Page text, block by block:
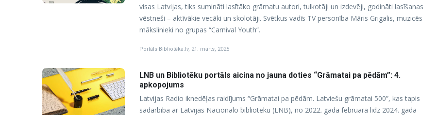
visas Latvijas, tiks sumināti lasītāko grāmatu autori, tulkotāji un izdevēji, godināti lasīšanas
vēstneši – aktīvākie vecāki un skolotāji. Svētkus vadīs TV personība Māris Grigalis, muzicēs
mākslinieki no grupas “Carnival Youth”.
Portāls Bibliotēka.lv, 21. marts, 2025
LNB un Bibliotēku portāls aicina no jauna doties “Grāmatai pa pēdām”: 4.
apkopojums
Latvijas Radio iknedēļas raidījums “Grāmatai pa pēdām. Latviešu grāmatai 500”, kas tapis
sadarbībā ar Latvijas Nacionālo bibliotēku (LNB), no 2022. gada februāra līdz 2024. gada